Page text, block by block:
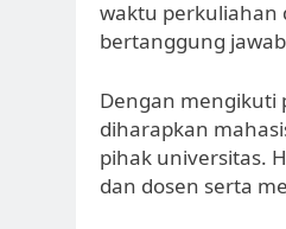
waktu perkuliahan
bertanggung
Dengan mengikuti
diharapkan
pihak universitas.
dan dosen serta